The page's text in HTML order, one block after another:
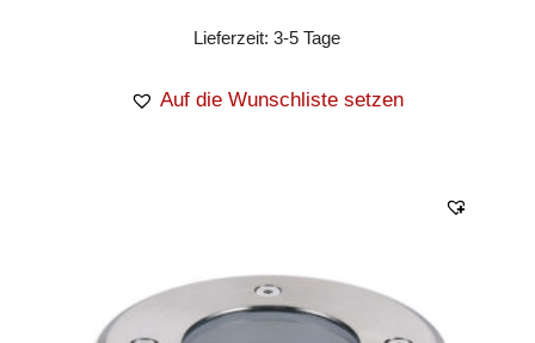
Lieferzeit:3-5 Tage
Auf die Wunschliste setzen